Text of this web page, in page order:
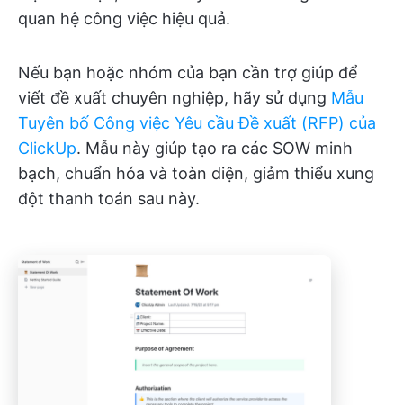
quan hệ công việc hiệu quả.
Nếu bạn hoặc nhóm của bạn cần trợ giúp để
viết đề xuất chuyên nghiệp, hãy sử dụng Mẫu
Tuyên bố Công việc Yêu cầu Đề xuất (RFP) của
ClickUp. Mẫu này giúp tạo ra các SOW minh
bạch, chuẩn hóa và toàn diện, giảm thiểu xung
đột thanh toán sau này.